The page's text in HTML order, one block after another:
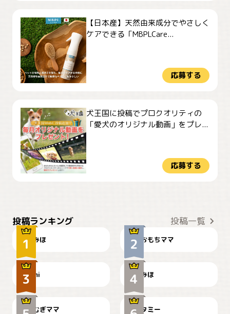
【日本産】天然由来成分でやさしく
ケアできる「MBPLCare...
応募する
犬王国に投稿でプロクオリティの
「愛犬のオリジナル動画」をプレ...
応募する
投稿ランキング 投稿一覧
みほ おもちママ
可愛い？
mi
見てるぞぉ
みほ
🌻とむぎ！
むぎママ
ドーベルマンのお友達邸に
て
タミー